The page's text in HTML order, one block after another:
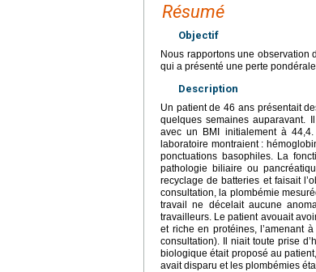
Résumé
Objectif
Nous rapportons une observation
qui a présenté une perte
Description
Un patient de 46 ans présentait
quelques semaines auparavant.
avec un BMI initialement à
laboratoire montraient :
ponctuations basophiles. La
pathologie biliaire ou
recyclage de batteries et faisait
consultation, la plombémie
travail ne décelait aucune
travailleurs. Le patient avouait
et riche en protéines, l’amenant
consultation). Il niait toute prise
biologique était proposé au
avait disparu et les plombémies